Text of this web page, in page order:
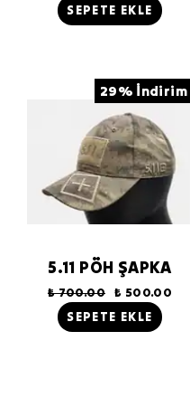
SEPETE EKLE
29% İndirim
5.11 PÖH ŞAPKA
₺ 700.00 ₺ 500.00
SEPETE EKLE